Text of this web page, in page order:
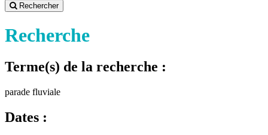
Rechercher
Recherche
Terme(s) de la recherche :
parade fluviale
Dates :